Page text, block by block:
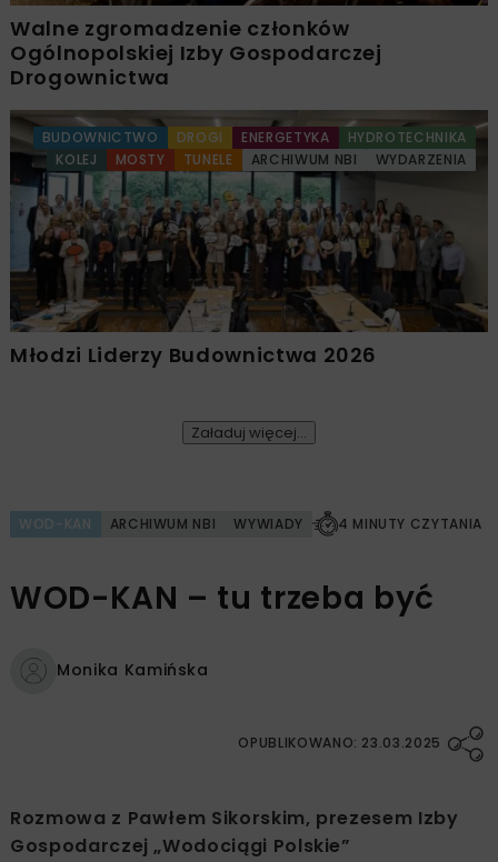
Walne zgromadzenie członków
Ogólnopolskiej Izby Gospodarczej
Drogownictwa
BUDOWNICTWO DROGI ENERGETYKA
HYDROTECHNIKA
KOLEJ
MOSTY TUNELE ARCHIWUM NBI WYDARZENIA
Młodzi Liderzy Budownictwa 2026
Załaduj więcej...
WOD-KAN ARCHIWUM NBI WYWIADY 4 MINUTY CZYTANIA
WOD-KAN – tu trzeba być
Monika Kamińska
OPUBLIKOWANO: 23.03.2025
Rozmowa z Pawłem Sikorskim, prezesem Izby
Gospodarczej „Wodociągi Polskie”